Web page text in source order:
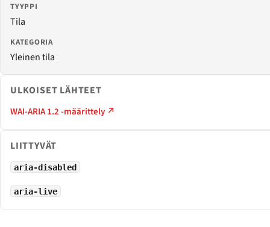
TYYPPI
Tila
KATEGORIA
Yleinen tila
ULKOISET LÄHTEET
WAI-ARIA 1.2 -määrittely ↗
LIITTYVÄT
aria-disabled
aria-live